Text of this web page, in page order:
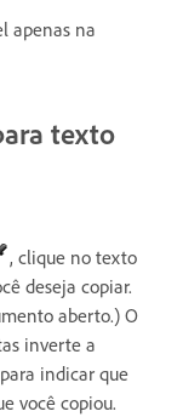
apenas na
texto
, clique no texto
deseja copiar.
aberto.) O
inverte a
indicar que
você copiou.